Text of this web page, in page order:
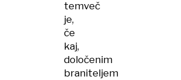
temveč
je,
če
kaj,
določenim
braniteljem